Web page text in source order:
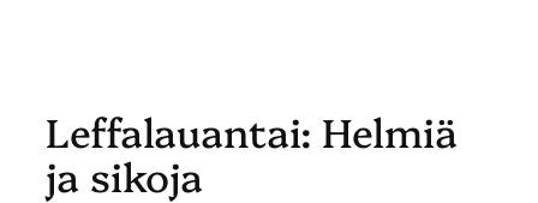
Leffalauantai: Helmiä
ja sikoja